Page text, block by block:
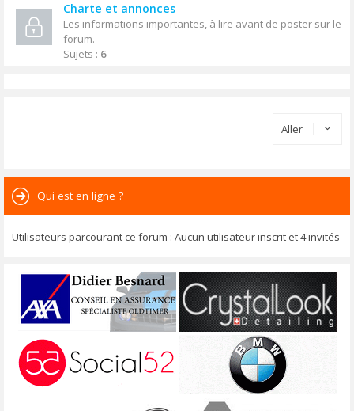
Charte et annonces
Les informations importantes, à lire avant de poster sur le
forum.
Sujets : 6
Aller
Qui est en ligne ?
Utilisateurs parcourant ce forum : Aucun utilisateur inscrit et 4 invités